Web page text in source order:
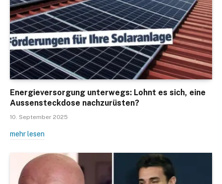
Energieversorgung unterwegs: Lohnt es sich, eine
Aussensteckdose nachzurüsten?
10. September 2025
mehr lesen